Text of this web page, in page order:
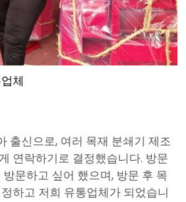
체
출신으로, 여러 목재 분쇄기 제조
연락하기로 결정했습니다. 방문
문하고 싶어 했으며, 방문 후 목
하고 저희 유통업체가 되었습니